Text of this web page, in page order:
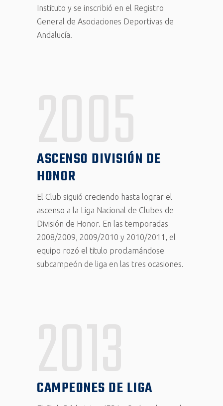
Instituto y se inscribió en el Registro
General de Asociaciones Deportivas de
Andalucía.
2005
ASCENSO DIVISIÓN DE
HONOR
El Club siguió creciendo hasta lograr el
ascenso a la Liga Nacional de Clubes de
División de Honor. En las temporadas
2008/2009, 2009/2010 y 2010/2011, el
equipo rozó el titulo proclamándose
subcampeón de liga en las tres ocasiones.
2013
CAMPEONES DE LIGA